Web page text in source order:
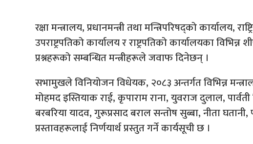
रक्षा मन्त्रालय, प्रधानमन्त्री तथा मन्त्रिपरिषद्को कार्यालय,
उपराष्ट्रपतिको कार्यालय र राष्ट्रपतिको कार्यालयका
प्रश्नहरूको सम्बन्धित मन्त्रीहरूले जवाफ दिनेछन् ।
सभामुखले विनियोजन विधेयक, २०८३ अन्तर्गत विभिन्न
मोहमद इस्तियाक राई, कृपाराम राना, युवराज दुलाल,
बरबरिया यादव, गुरूप्रसाद बराल सन्तोष सुब्बा, नीता
प्रस्तावहरूलाई निर्णयार्थ प्रस्तुत गर्ने कार्यसूची छ ।